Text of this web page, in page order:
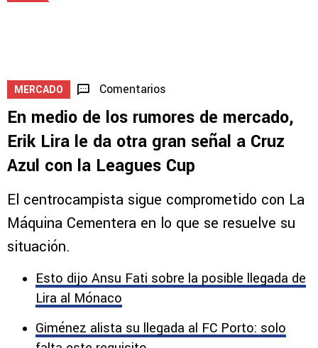
MERCADO Comentarios
En medio de los rumores de mercado,
Erik Lira le da otra gran señal a Cruz
Azul con la Leagues Cup
El centrocampista sigue comprometido con La
Máquina Cementera en lo que se resuelve su
situación.
Esto dijo Ansu Fati sobre la posible llegada de
Lira al Mónaco
Giménez alista su llegada al FC Porto: solo